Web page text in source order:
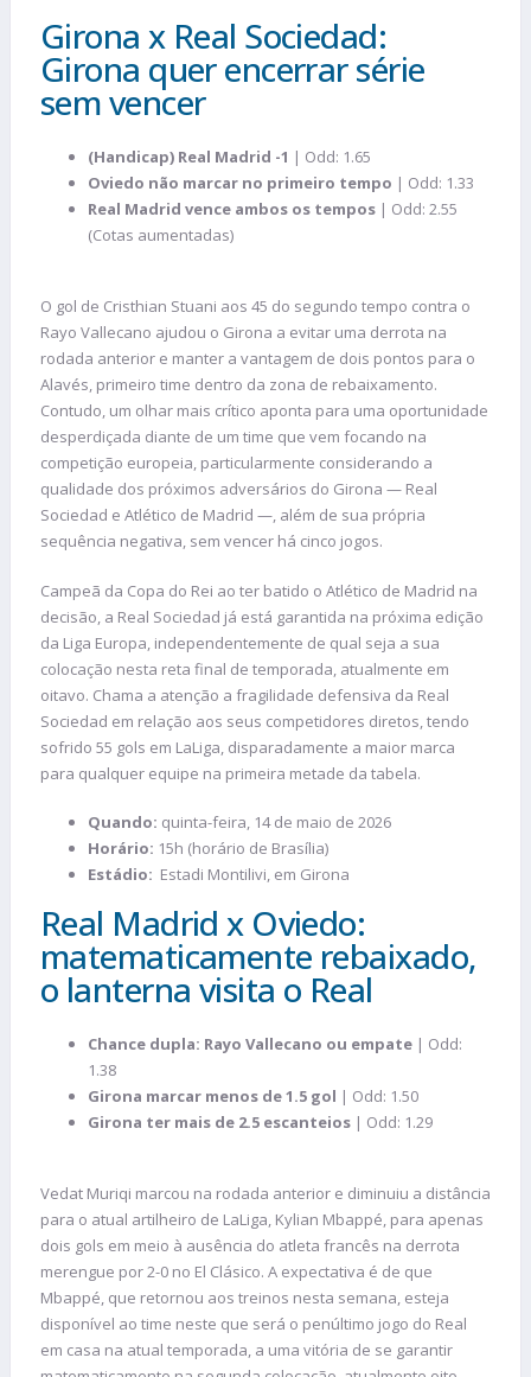
Girona x Real Sociedad:
Girona quer encerrar série
sem vencer
(Handicap) Real Madrid -1 | Odd: 1.65
Oviedo não marcar no primeiro tempo | Odd: 1.33
Real Madrid vence ambos os tempos | Odd: 2.55
(Cotas aumentadas)
O gol de Cristhian Stuani aos 45 do segundo tempo contra o
Rayo Vallecano ajudou o Girona a evitar uma derrota na
rodada anterior e manter a vantagem de dois pontos para o
Alavés, primeiro time dentro da zona de rebaixamento.
Contudo, um olhar mais crítico aponta para uma oportunidade
desperdiçada diante de um time que vem focando na
competição europeia, particularmente considerando a
qualidade dos próximos adversários do Girona — Real
Sociedad e Atlético de Madrid —, além de sua própria
sequência negativa, sem vencer há cinco jogos.
Campeã da Copa do Rei ao ter batido o Atlético de Madrid na
decisão, a Real Sociedad já está garantida na próxima edição
da Liga Europa, independentemente de qual seja a sua
colocação nesta reta final de temporada, atualmente em
oitavo. Chama a atenção a fragilidade defensiva da Real
Sociedad em relação aos seus competidores diretos, tendo
sofrido 55 gols em LaLiga, disparadamente a maior marca
para qualquer equipe na primeira metade da tabela.
Quando: quinta-feira, 14 de maio de 2026
Horário: 15h (horário de Brasília)
Estádio: Estadi Montilivi, em Girona
Real Madrid x Oviedo:
matematicamente rebaixado,
o lanterna visita o Real
Chance dupla: Rayo Vallecano ou empate | Odd:
1.38
Girona marcar menos de 1.5 gol | Odd: 1.50
Girona ter mais de 2.5 escanteios | Odd: 1.29
Vedat Muriqi marcou na rodada anterior e diminuiu a distância
para o atual artilheiro de LaLiga, Kylian Mbappé, para apenas
dois gols em meio à ausência do atleta francês na derrota
merengue por 2-0 no El Clásico. A expectativa é de que
Mbappé, que retornou aos treinos nesta semana, esteja
disponível ao time neste que será o penúltimo jogo do Real
em casa na atual temporada, a uma vitória de se garantir